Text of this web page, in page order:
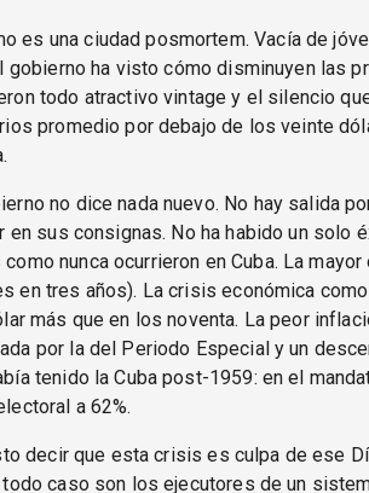
es una ciudad posmortem. Vacía de
gobierno ha visto cómo disminuyen las
todo atractivo vintage y el silencio
promedio por debajo de los veinte
no dice nada nuevo. No hay salida
sus consignas. No ha habido un solo
nunca ocurrieron en Cuba. La
en tres años). La crisis económica
más que en los noventa. La peor
por la del Periodo Especial y un
tenido la Cuba post-1959: en el
a 62%.
decir que esta crisis es culpa de ese
caso son los ejecutores de un